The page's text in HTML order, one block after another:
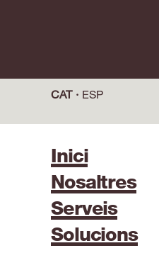
CAT ESP
Inici
Nosaltres
Serveis
Solucions